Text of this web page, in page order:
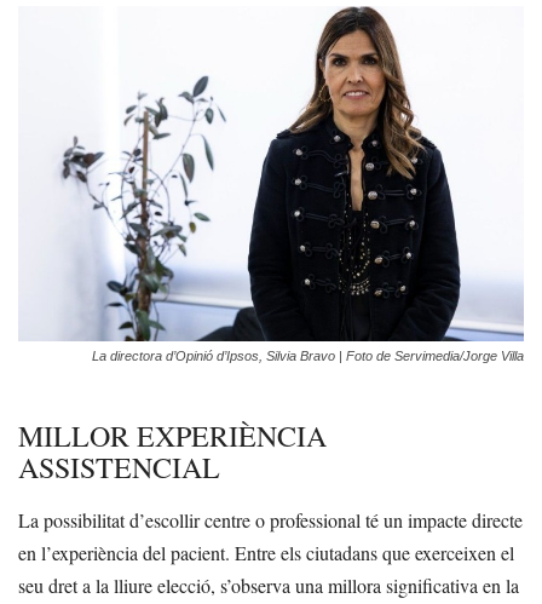
La directora d’Opinió d’Ipsos, Silvia Bravo | Foto de Servimedia/Jorge Villa
MILLOR EXPERIÈNCIA
ASSISTENCIAL
La possibilitat d’escollir centre o professional té un impacte directe
en l’experiència del pacient. Entre els ciutadans que exerceixen el
seu dret a la lliure elecció, s’observa una millora significativa en la